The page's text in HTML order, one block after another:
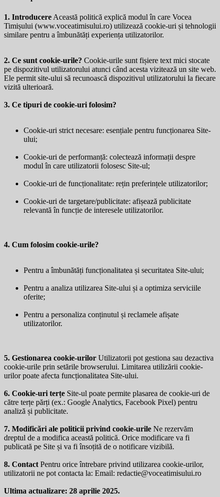
1. Introducere Această politică explică modul în care Vocea
Timișului (www.voceatimisului.ro) utilizează cookie-uri și tehnologii
similare pentru a îmbunătăți experiența utilizatorilor.
2. Ce sunt cookie-urile? Cookie-urile sunt fișiere text mici stocate
pe dispozitivul utilizatorului atunci când acesta vizitează un site web.
Ele permit site-ului să recunoască dispozitivul utilizatorului la fiecare
vizită ulterioară.
3. Ce tipuri de cookie-uri folosim?
Cookie-uri strict necesare: esențiale pentru funcționarea Site-
ului;
Cookie-uri de performanță: colectează informații despre
modul în care utilizatorii folosesc Site-ul;
Cookie-uri de funcționalitate: rețin preferințele utilizatorilor;
Cookie-uri de targetare/publicitate: afișează publicitate
relevantă în funcție de interesele utilizatorilor.
4. Cum folosim cookie-urile?
Pentru a îmbunătăți funcționalitatea și securitatea Site-ului;
Pentru a analiza utilizarea Site-ului și a optimiza serviciile
oferite;
Pentru a personaliza conținutul și reclamele afișate
utilizatorilor.
5. Gestionarea cookie-urilor Utilizatorii pot gestiona sau dezactiva
cookie-urile prin setările browserului. Limitarea utilizării cookie-
urilor poate afecta funcționalitatea Site-ului.
6. Cookie-uri terțe Site-ul poate permite plasarea de cookie-uri de
către terțe părți (ex.: Google Analytics, Facebook Pixel) pentru
analiză și publicitate.
7. Modificări ale politicii privind cookie-urile Ne rezervăm
dreptul de a modifica această politică. Orice modificare va fi
publicată pe Site și va fi însoțită de o notificare vizibilă.
8. Contact Pentru orice întrebare privind utilizarea cookie-urilor,
utilizatorii ne pot contacta la: Email: redactie@voceatimisului.ro
Ultima actualizare: 28 aprilie 2025.